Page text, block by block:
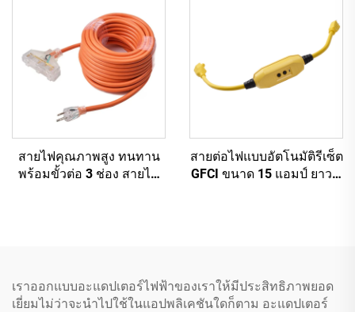
IEC-320-C13
สายไฟคุณภาพสูง ทนทาน
พร้อมขั้วต่อ 3 ช่อง สายไฟ
สายต่อไฟแบบอัตโนมัติรีเซ็ต
GFCI ขนาด 15 แอมป์ ยาว 2
เราออกแบบอะแดปเตอร์ไฟฟ้าของเราให้มีประสิทธิภาพยอด
เยี่ยมไม่ว่าจะนำไปใช้ในแอปพลิเคชันใดก็ตาม อะแดปเตอร์